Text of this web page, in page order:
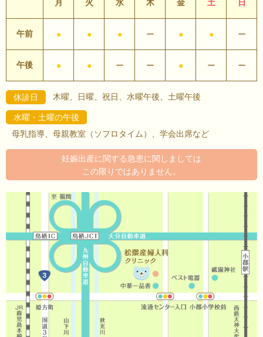
月 火 水 木 金 土 日
午前 ● ● ● ー ● ● ー
午後 ● ● ー ー ● ー ー
休診日 木曜、日曜、祝日、水曜午後、土曜午後
水曜・土曜の午後
母乳指導、母親教室（ソフロタイム）、学会出席など
妊娠出産に関する急患に関しましては
この限りではありません。